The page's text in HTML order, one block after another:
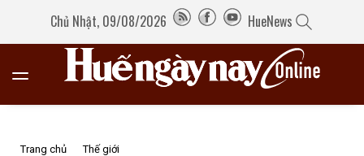
Chủ Nhật, 09/08/2026 HueNews
Trang chủ Thế giới